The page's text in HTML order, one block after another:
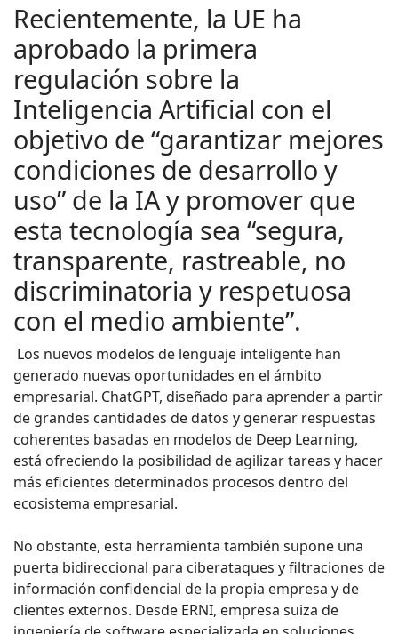
Recientemente, la UE ha
aprobado la primera
regulación sobre la
Inteligencia Artificial con el
objetivo de “garantizar mejores
condiciones de desarrollo y
uso” de la IA y promover que
esta tecnología sea “segura,
transparente, rastreable, no
discriminatoria y respetuosa
con el medio ambiente”.
Los nuevos modelos de lenguaje inteligente han
generado nuevas oportunidades en el ámbito
empresarial. ChatGPT, diseñado para aprender a partir
de grandes cantidades de datos y generar respuestas
coherentes basadas en modelos de Deep Learning,
está ofreciendo la posibilidad de agilizar tareas y hacer
más eficientes determinados procesos dentro del
ecosistema empresarial.
No obstante, esta herramienta también supone una
puerta bidireccional para ciberataques y filtraciones de
información confidencial de la propia empresa y de
clientes externos. Desde ERNI, empresa suiza de